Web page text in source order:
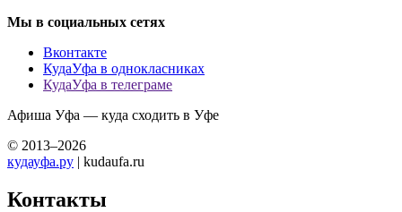
Мы в социальных сетях
Вконтакте
КудаУфа в однокласниках
КудаУфа в телеграме
Афиша Уфа — куда сходить в Уфе
© 2013–2026
кудауфа.ру | kudaufa.ru
Контакты